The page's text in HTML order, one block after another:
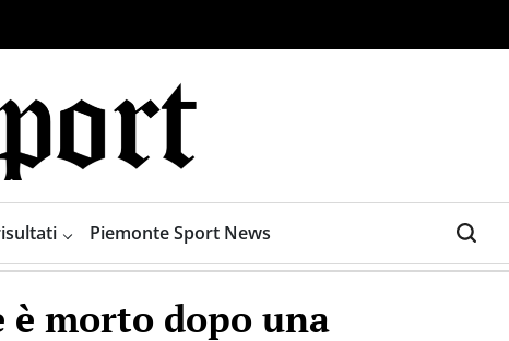
Piemonte Sport News
morto dopo una